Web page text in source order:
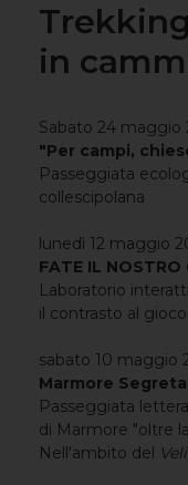
in
Sabato 24 maggio
"Per campi,
Passeggiata
collescipolana
lunedì 12 maggio
FATE IL NOSTRO
Laboratorio
il contrasto al
sabato 10 maggio
Marmore Segreta
Passeggiata
di Marmore "oltre
Nell'ambito del